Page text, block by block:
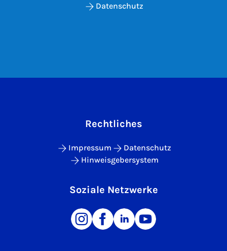
Datenschutz
Rechtliches
Impressum
Datenschutz
Hinweisgebersystem
Soziale Netzwerke